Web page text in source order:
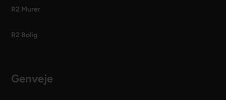
R2 Murer
R2 Bolig
Genveje